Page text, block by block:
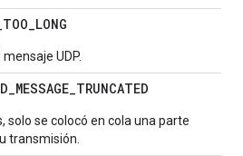
TOO_LONG
UDP.
_MESSAGE_TRUNCATED
solo se colocó en cola una parte
transmisión.